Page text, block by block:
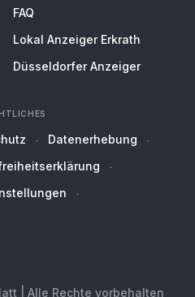
FAQ
Lokal Anzeiger Erkrath
Düsseldorfer Anzeiger
Datenerhebung
| Alle Rechte vorbehalten